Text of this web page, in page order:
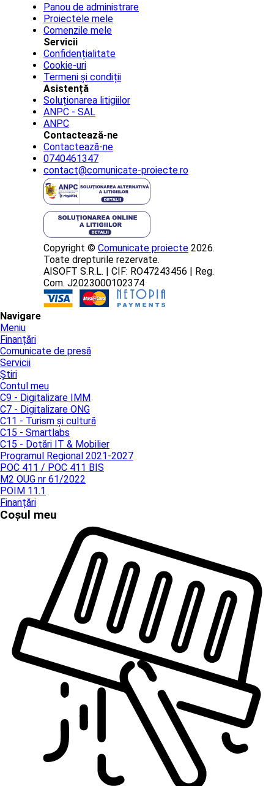
Panou de administrare
Proiectele mele
Comenzile mele
Servicii
Confidențialitate
Cookie-uri
Termeni și condiții
Asistență
Soluționarea litigiilor
ANPC - SAL
ANPC
Contactează-ne
Contactează-ne
0740461347
contact@comunicate-proiecte.ro
Copyright © Comunicate proiecte 2026.
Toate drepturile rezervate.
AISOFT S.R.L. | CIF: RO47243456 | Reg.
Com. J2023000102374
Navigare
Meniu
Finanțări
Comunicate de presă
Servicii
Știri
Contul meu
C9 - Digitalizare IMM
C7 - Digitalizare ONG
C11 - Turism și cultură
C15 - Smartlabs
C15 - Dotări IT & Mobilier
Programul Regional 2021-2027
POC 411 / POC 411 BIS
M2 OUG nr 61/2022
POIM 11.1
Finanțări
Coșul meu